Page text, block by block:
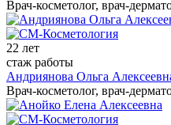
Врач-косметолог, врач-
22 лет
стаж работы
Андриянова Ольга
Врач-косметолог, врач-